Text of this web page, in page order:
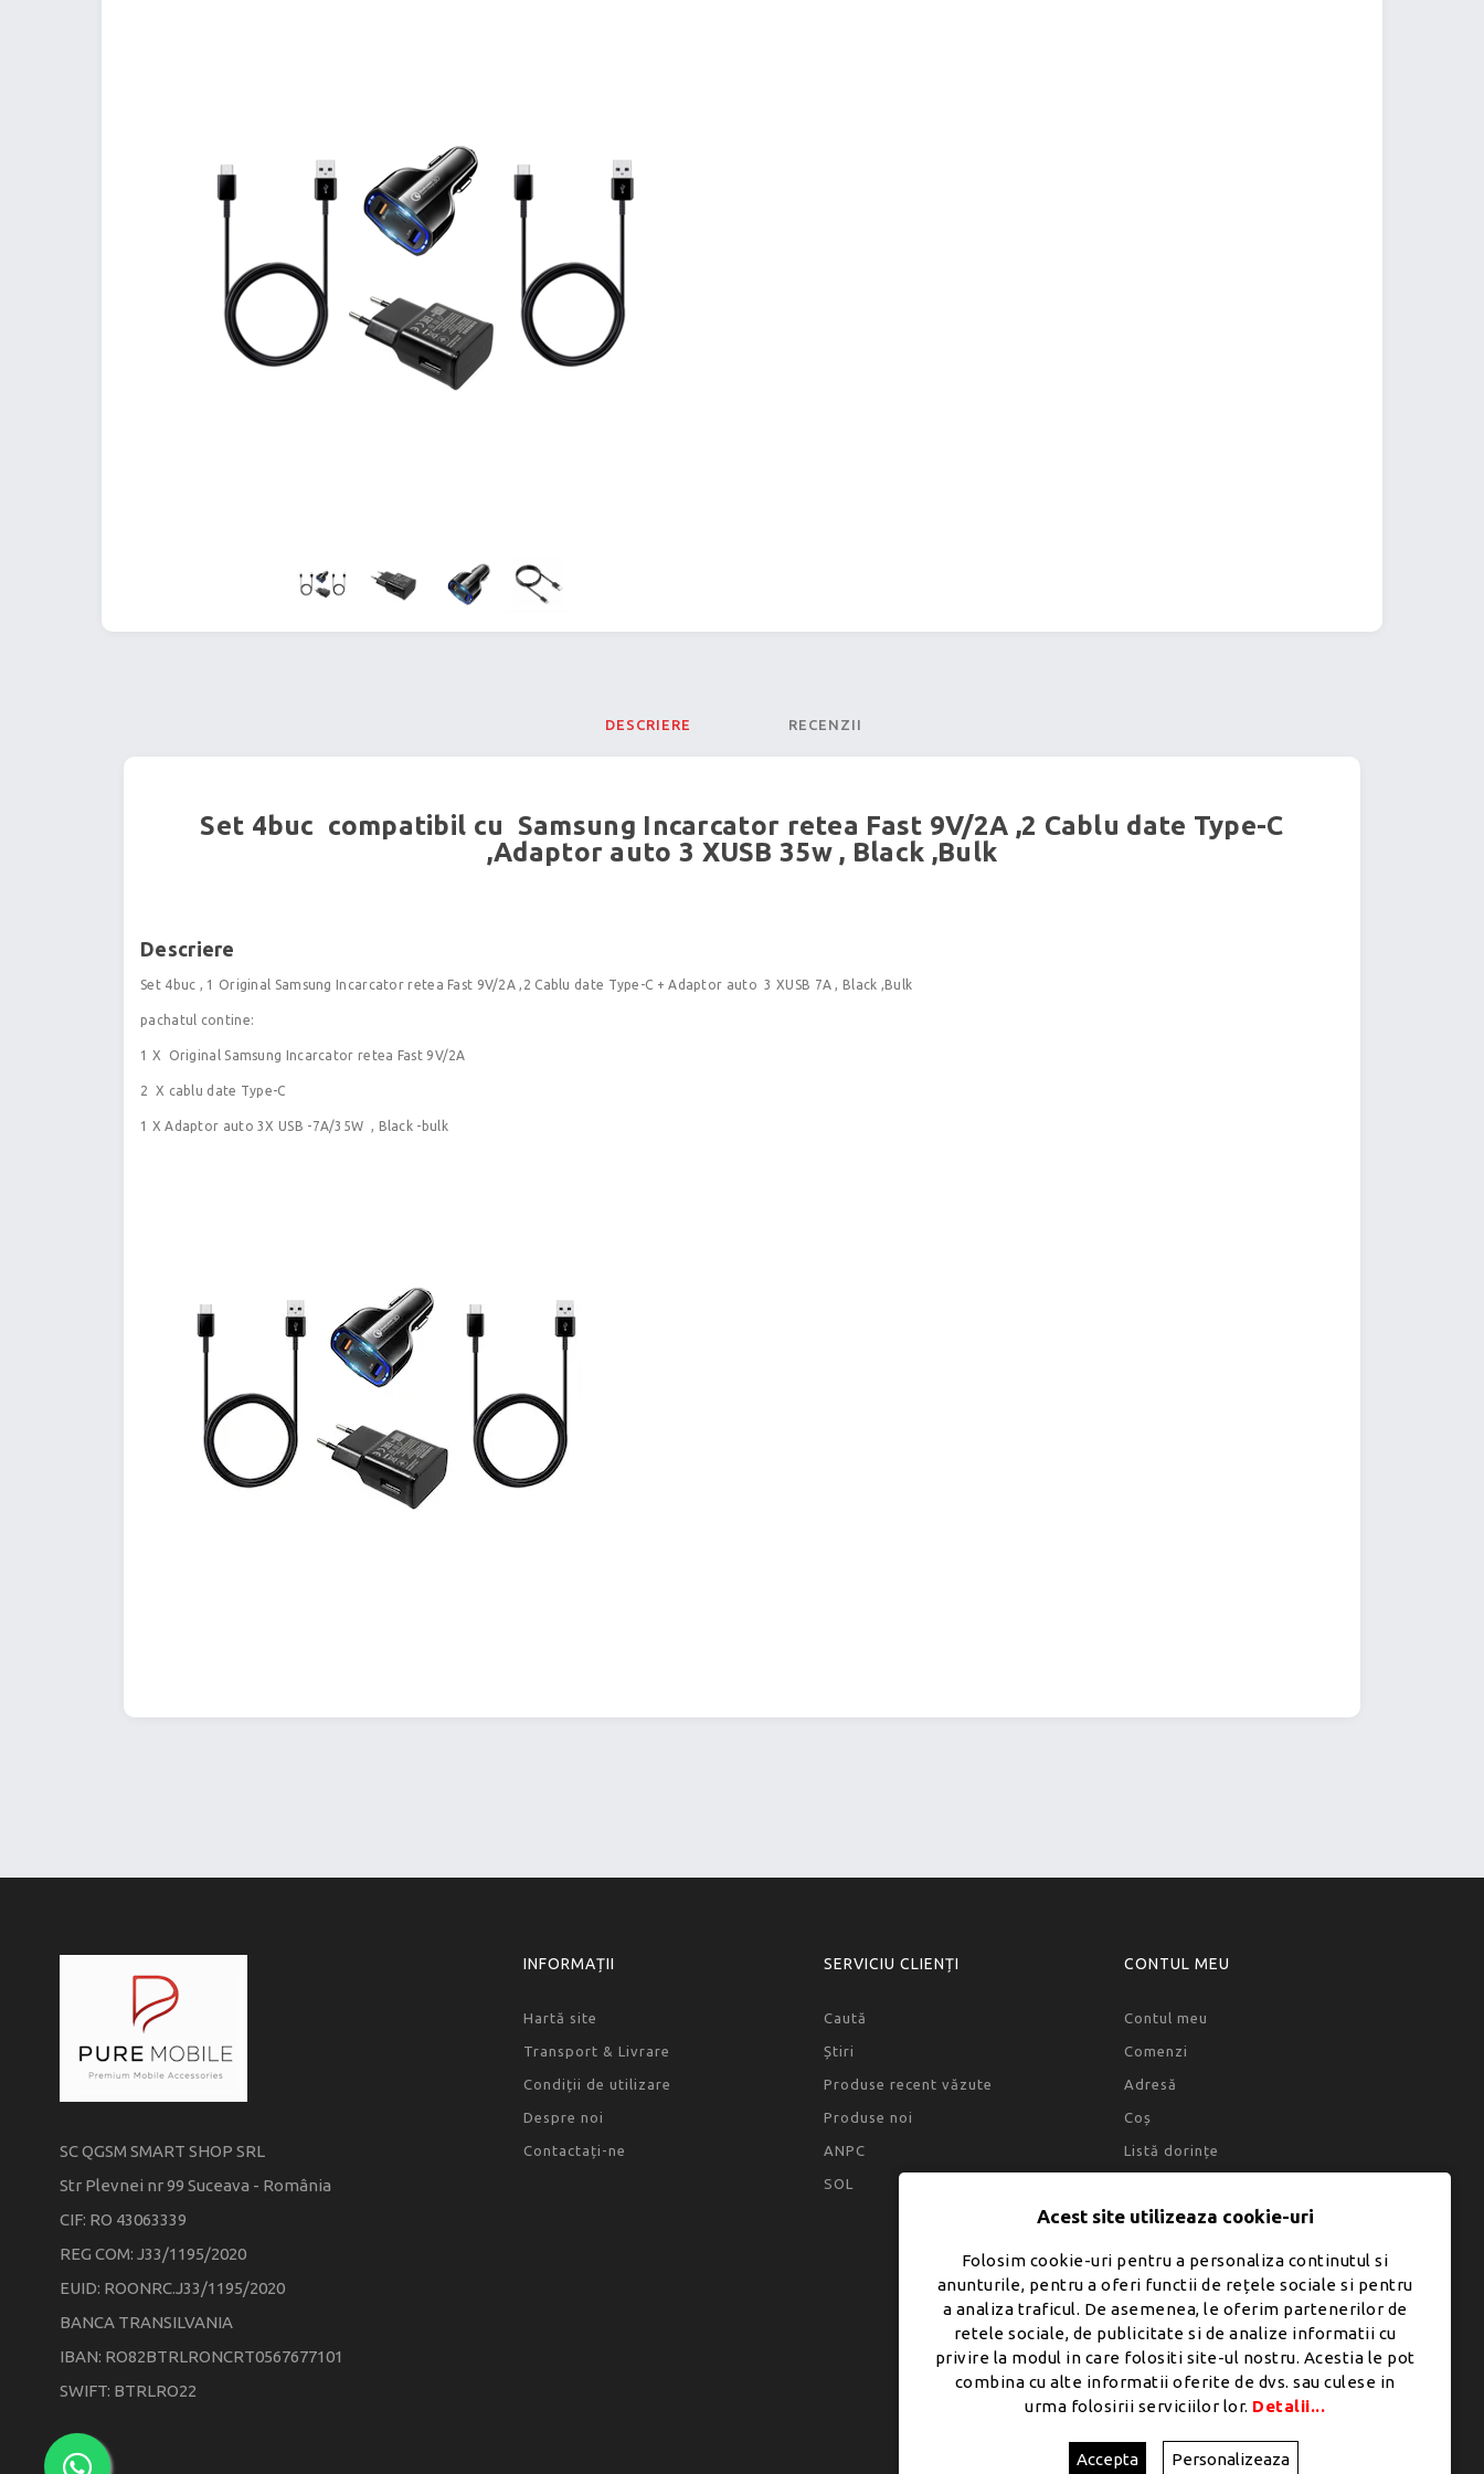
DESCRIERE RECENZII
Set 4buc compatibil cu Samsung Incarcator retea Fast 9V/2A ,2 Cablu date Type-C
,Adaptor auto 3 XUSB 35w , Black ,Bulk
Descriere
Set 4buc , 1 Original Samsung Incarcator retea Fast 9V/2A ,2 Cablu date Type-C + Adaptor auto 3 XUSB 7A , Black ,Bulk
pachatul contine:
1 X Original Samsung Incarcator retea Fast 9V/2A
2 X cablu date Type-C
1 X Adaptor auto 3X USB -7A/35W , Black -bulk
SC QGSM SMART SHOP SRL
Str Plevnei nr 99 Suceava - România
CIF: RO 43063339
REG COM: J33/1195/2020
EUID: ROONRC.J33/1195/2020
BANCA TRANSILVANIA
IBAN: RO82BTRLRONCRT0567677101
SWIFT: BTRLRO22
INFORMAȚII
Hartă site
Transport & Livrare
Condiții de utilizare
Despre noi
Contactați-ne
SERVICIU CLIENȚI
Caută
Știri
Produse recent văzute
Produse noi
ANPC
SOL
CONTUL MEU
Contul meu
Comenzi
Adresă
Coș
Listă dorințe
Acest site utilizeaza cookie-uri
Folosim cookie-uri pentru a personaliza continutul si
anunturile, pentru a oferi functii de rețele sociale si pentru
a analiza traficul. De asemenea, le oferim partenerilor de
retele sociale, de publicitate si de analize informatii cu
privire la modul in care folositi site-ul nostru. Acestia le pot
combina cu alte informatii oferite de dvs. sau culese in
urma folosirii serviciilor lor. Detalii...
Accepta Personalizeaza